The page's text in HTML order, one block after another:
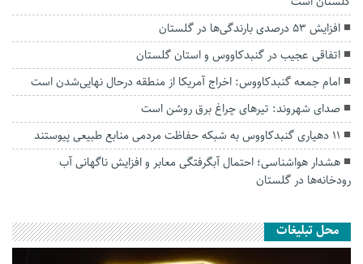
افزایش ۵۳ درصدی بارندگی‌ها در گلستان
اتفاقی عجیب در‌ گنبدکاووس و استان گلستان
امام جمعه گنبدکاووس: اخراج آمریکا از منطقه درحال نهایی‌شدن است
صدای شهروند: تیرهای چراغ برق روشن است
۱۱ دهیاری گنبدکاووس به شبکه حفاظت مردمی منابع طبیعی پیوستند
هشدار هواشناسی؛ احتمال آبگرفتگی معابر و افزایش ناگهانی آب
رودخانه‌ها در گلستان
محل تبلیغات